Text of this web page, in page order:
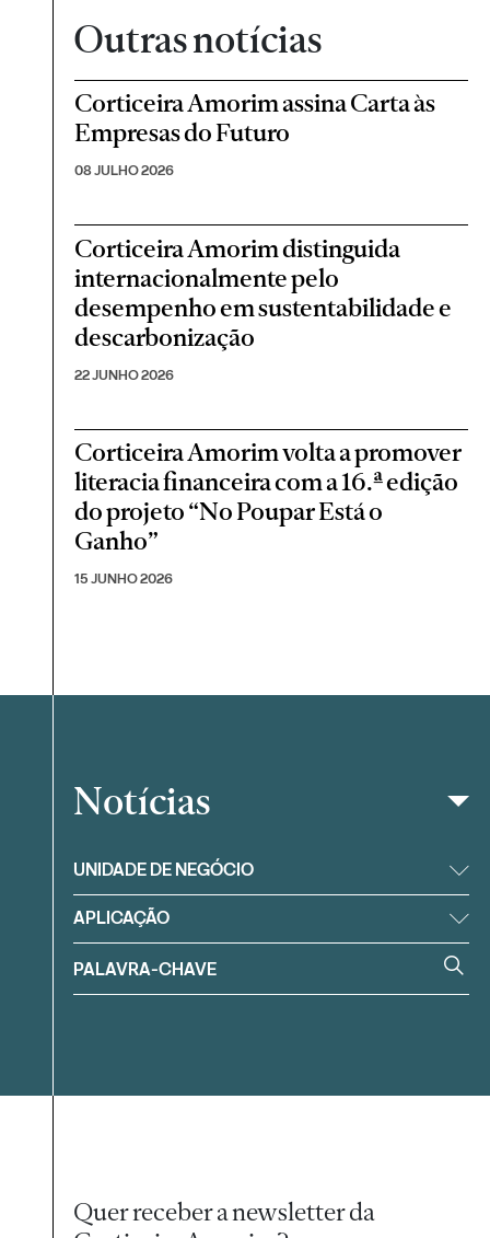
Outras notícias
Corticeira Amorim assina Carta às
Empresas do Futuro
08 JULHO 2026
Corticeira Amorim distinguida
internacionalmente pelo
desempenho em sustentabilidade e
descarbonização
22 JUNHO 2026
Corticeira Amorim volta a promover
literacia financeira com a 16.ª edição
do projeto “No Poupar Está o
Ganho”
15 JUNHO 2026
Filtrar
Notícias
UNIDADE DE NEGÓCIO
APLICAÇÃO
Quer receber a newsletter da